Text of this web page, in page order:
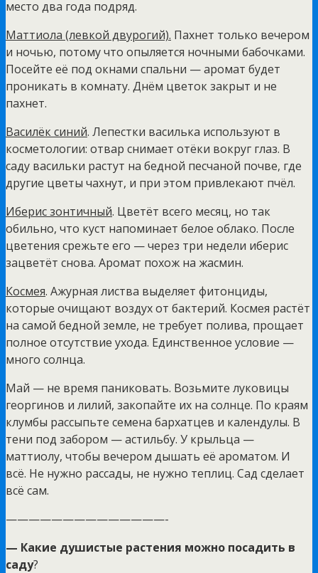
место два года подряд.
Маттиола (левкой двурогий). Пахнет только вечером
и ночью, потому что опыляется ночными бабочками.
Посейте её под окнами спальни — аромат будет
проникать в комнату. Днём цветок закрыт и не
пахнет.
Василёк синий. Лепестки василька используют в
косметологии: отвар снимает отёки вокруг глаз. В
саду васильки растут на бедной песчаной почве, где
другие цветы чахнут, и при этом привлекают пчёл.
Иберис зонтичный. Цветёт всего месяц, но так
обильно, что куст напоминает белое облако. После
цветения срежьте его — через три недели иберис
зацветёт снова. Аромат похож на жасмин.
Космея. Ажурная листва выделяет фитонциды,
которые очищают воздух от бактерий. Космея растёт
на самой бедной земле, не требует полива, прощает
полное отсутствие ухода. Единственное условие —
много солнца.
Май — не время паниковать. Возьмите луковицы
георгинов и лилий, закопайте их на солнце. По краям
клумбы рассыпьте семена бархатцев и календулы. В
тени под забором — астильбу. У крыльца —
маттиолу, чтобы вечером дышать её ароматом. И
всё. Не нужно рассады, не нужно теплиц. Сад сделает
всё сам.
——————————————-
— Какие душистые растения можно посадить в
саду?